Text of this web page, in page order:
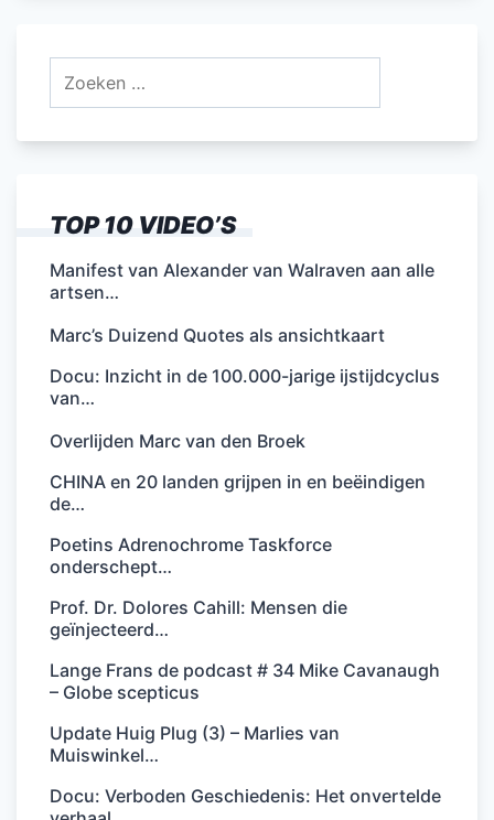
b
o
dI A
TOP 10 VIDEO’S
Manifest van Alexander van Walraven aan alle
artsen…
Marc’s Duizend Quotes als ansichtkaart
Docu: Inzicht in de 100.000-jarige ijstijdcyclus
van…
Overlijden Marc van den Broek
CHINA en 20 landen grijpen in en beëindigen
de…
Poetins Adrenochrome Taskforce
onderschept…
Prof. Dr. Dolores Cahill: Mensen die
geïnjecteerd…
Lange Frans de podcast # 34 Mike Cavanaugh
– Globe scepticus
Update Huig Plug (3) – Marlies van
Muiswinkel…
Docu: Verboden Geschiedenis: Het onvertelde